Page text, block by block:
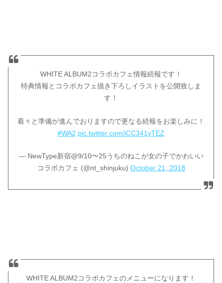
WHITE ALBUM2コラボカフェ情報続報です！
特典情報とコラボカフェ描き下ろしイラストを公開致しま
す！
着々と準備が進んでおりますので更なる続報をお楽しみに！
#WA2 pic.twitter.com/iCC341yTEZ
— NewType新宿@9/10〜25うちのねこが女の子でかわいい
コラボカフェ (@nt_shinjuku) October 21, 2018
WHITE ALBUM2コラボカフェのメニューになります！